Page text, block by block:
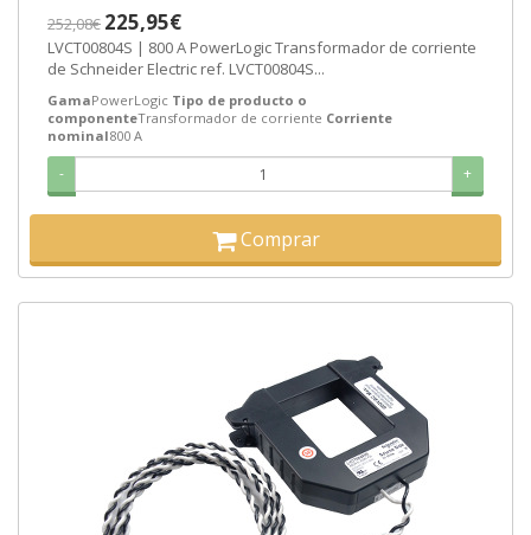
252,08€ 225,95€
LVCT00804S | 800 A PowerLogic Transformador de corriente
de Schneider Electric ref. LVCT00804S...
GamaPowerLogic Tipo de producto o
componenteTransformador de corriente Corriente
nominal800 A
- +
Comprar